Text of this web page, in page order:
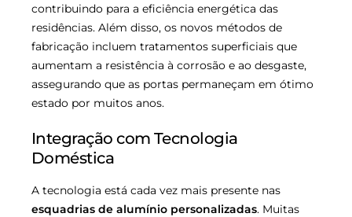
contribuindo para a eficiência energética das
residências. Além disso, os novos métodos de
fabricação incluem tratamentos superficiais que
aumentam a resistência à corrosão e ao desgaste,
assegurando que as portas permaneçam em ótimo
estado por muitos anos.
Integração com Tecnologia
Doméstica
A tecnologia está cada vez mais presente nas
esquadrias de alumínio personalizadas. Muitas